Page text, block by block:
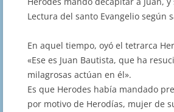
audio
Lectura del santo Evangelio según
En aquel tiempo, oyó el tetrarca
«Ese es Juan Bautista, que ha
milagrosas actúan en él».
Es que Herodes había mandado
por motivo de Herodías, mujer de